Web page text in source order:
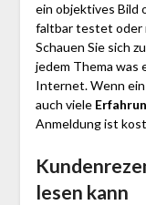
ein objektives Bild
faltbar testet oder
Schauen Sie sich
jedem Thema was
Internet. Wenn
auch viele
Anmeldung ist
lesen kann